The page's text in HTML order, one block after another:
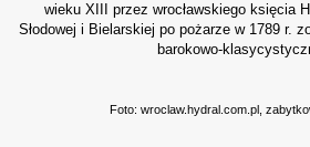
wieku XIII przez wrocławskiego księcia
Słodowej i Bielarskiej po pożarze w 1789 r.
barokowo-
Foto: wroclaw.hydral.com.pl,